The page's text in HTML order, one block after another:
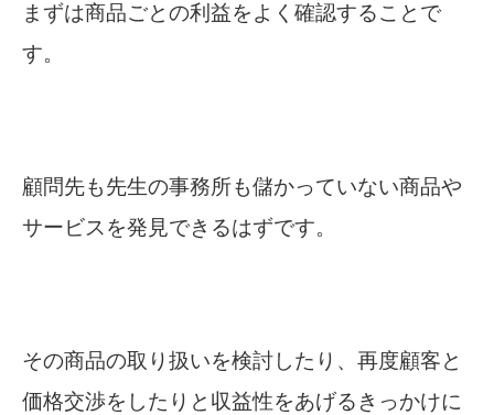
まずは商品ごとの利益をよく確認することで
す。
顧問先も先生の事務所も儲かっていない商品や
サービスを発見できるはずです。
その商品の取り扱いを検討したり、再度顧客と
価格交渉をしたりと収益性をあげるきっかけに